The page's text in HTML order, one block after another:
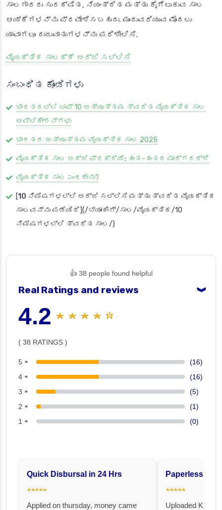
ಸಾಲಗಾರರು ಸುರಕ್ಷಿತ, ನಿಯಂತ್ರಿತ ಮತ್ತು ಕೈಗೆಟುಕುವ ಸಾಲ
ಆಯ್ಕೆಗಳನ್ನು ಪ್ರವೇಶಿಸಬಹುದು. ಮುಂದುವರಿಯುವ ಮೊದಲು
ಯಾವಾಗಲೂ ರುಜುವಾತುಗಳನ್ನು ಪರಿಶೀಲಿಸಿ.
ವೈಯಕ್ತಿಕ ಸಾಲಕ್ಕೆ ಅರ್ಜಿ ಸಲ್ಲಿಸಿ
ಸಂಬಂಧಿತ ಕೊಂಡಿಗಳು
ಭಾರತದಲ್ಲಿ ಟಾಪ್ 10 ಅತ್ಯುತ್ತಮ ತ್ವರಿತ ವೈಯಕ್ತಿಕ ಸಾಲ
ಅಪ್ಲಿಕೇಶನ್‌ಗಳು
ಭಾರತದ ಅತ್ಯುತ್ತಮ ವೈಯಕ್ತಿಕ ಸಾಲ 2025
ವೈಯಕ್ತಿಕ ಸಾಲ ಅರ್ಜಿ ಪ್ರಕ್ರಿಯೆ: ಹಂತ-ಹಂತದ ಮಾರ್ಗದರ್ಶಿ
ವೈಯಕ್ತಿಕ ಸಾಲ ಎಂದರೇನು?
[10 ನಿಮಿಷಗಳಲ್ಲಿ ಅರ್ಜಿ ಸಲ್ಲಿಸಿ ಮತ್ತು ತ್ವರಿತ ವೈಯಕ್ತಿಕ
ಸಾಲವನ್ನು ಪಡೆಯಿರಿ](/ಬ್ಯಾಂಕಿಂಗ್/ಸಾಲ/ವೈಯಕ್ತಿಕ/10
ನಿಮಿಷಗಳಲ್ಲಿ ತ್ವರಿತ ಸಾಲ/)
👍 38 people found helpful
Real Ratings and reviews ❯
4.2 ★ ★ ★ ★ ☆
( 38 RATINGS )
5 ★
(16)
4 ★
(16)
3 ★
(5)
2 ★
(1)
1 ★
(0)
Quick Disbursal in 24 Hrs
★★★★★
Applied on thursday, money came
Paperless and
★★★★★
Uploaded KYC